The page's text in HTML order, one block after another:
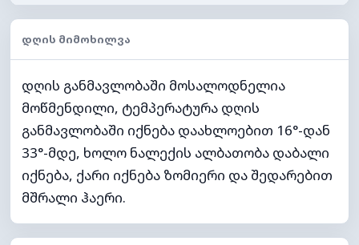
ᲓᲦᲘᲡ ᲛᲘᲛᲝᲮᲘᲚᲕᲐ
დღის განმავლობაში მოსალოდნელია
მოწმენდილი, ტემპერატურა დღის
განმავლობაში იქნება დაახლოებით 16°-დან
33°-მდე, ხოლო ნალექის ალბათობა დაბალი
იქნება, ქარი იქნება ზომიერი და შედარებით
მშრალი ჰაერი.